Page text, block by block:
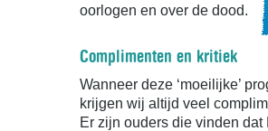
oorlogen en over de dood.
Complimenten en kritiek
Wanneer deze ‘moeilijke’
krijgen wij altijd veel
Er zijn ouders die vinden